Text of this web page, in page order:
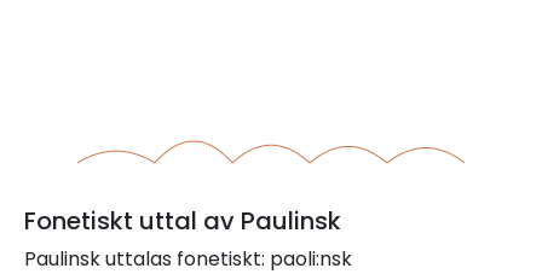
Fonetiskt uttal av Paulinsk
Paulinsk uttalas fonetiskt: paoli:nsk